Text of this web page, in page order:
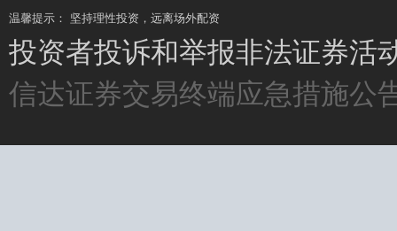
温馨提示： 坚持理性投资，远离场外配资
温馨提示： 场外配资杠杆高、风险大，要远离!
投资者投诉和举报非法证券活
信达证券交易终端应急措施公